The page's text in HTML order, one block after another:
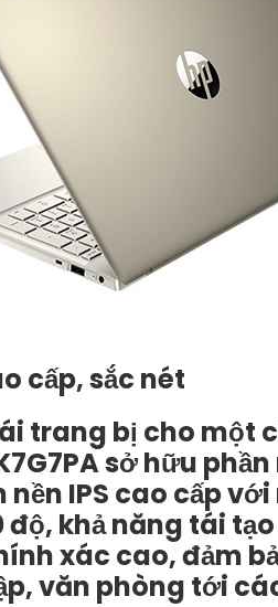
cấp, sắc nét
trang bị cho một
sở hữu
nền IPS cao cấp
độ, khả năng tái
xác cao, đảm
văn phòng tới